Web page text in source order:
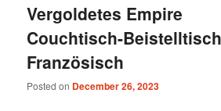
Vergoldetes Empire
Couchtisch-
Französisch
Posted on December 26, 2023